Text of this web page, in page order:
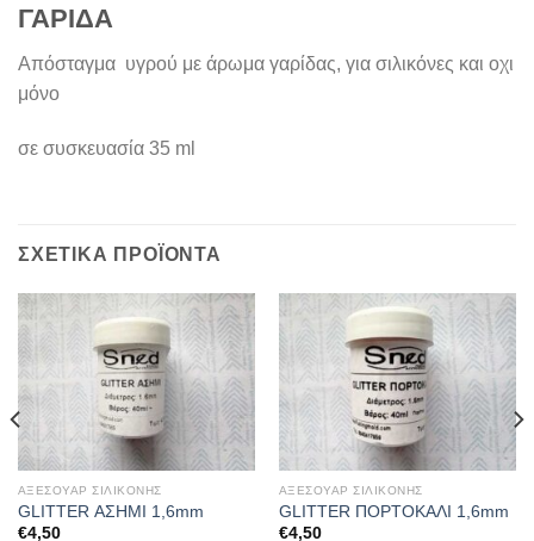
ΓΑΡΙΔΑ
Απόσταγμα υγρού με άρωμα γαρίδας, για σιλικόνες και οχι
μόνο
σε συσκευασία 35 ml
ΣΧΕΤΙΚΆ ΠΡΟΪΌΝΤΑ
ΑΞΕΣΟΥΑΡ ΣΙΛΙΚΟΝΗΣ
GLITTER ΑΣΗΜΙ 1,6mm
€4,50
ΑΞΕΣΟΥΑΡ ΣΙΛΙΚΟΝΗΣ
GLITTER ΠΟΡΤΟΚΑΛΙ 1,6mm
€4,50